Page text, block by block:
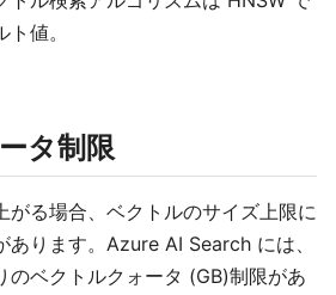
値。
タ制限
がる場合、ベクトルのサイズ上限に
あります。Azure AI Search には、
のベクトルクォータ (GB)制限があ